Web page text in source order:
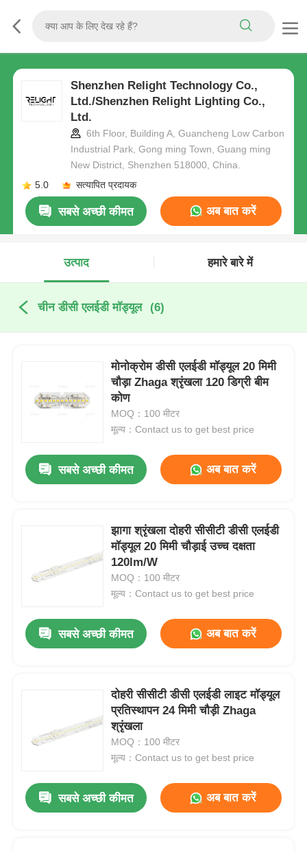
Shenzhen Relight Technology Co.,
Ltd./Shenzhen Relight Lighting Co.,
Ltd.
6th Floor, Building A, Guancheng Low Carbon
Industrial Park, Gong ming Town, Guang ming
New District, Shenzhen 518000, China.
5.0
सत्यापित प्रदायक
सबसे अच्छी कीमत अब बात करें
उत्पाद हमारे बारे में
चीन डीसी एलईडी मॉड्यूल (6)
मोनोक्रोम डीसी एलईडी मॉड्यूल 20 मिमी
चौड़ा Zhaga श्रृंखला 120 डिग्री बीम
कोण
MOQ：100 मीटर
मूल्य：Contact us to get best price
सबसे अच्छी कीमत अब बात करें
झागा श्रृंखला दोहरी सीसीटी डीसी एलईडी
मॉड्यूल 20 मिमी चौड़ाई उच्च दक्षता
120lm/W
MOQ：100 मीटर
मूल्य：Contact us to get best price
सबसे अच्छी कीमत अब बात करें
दोहरी सीसीटी डीसी एलईडी लाइट मॉड्यूल
प्रतिस्थापन 24 मिमी चौड़ी Zhaga
श्रृंखला
MOQ：100 मीटर
मूल्य：Contact us to get best price
सबसे अच्छी कीमत अब बात करें